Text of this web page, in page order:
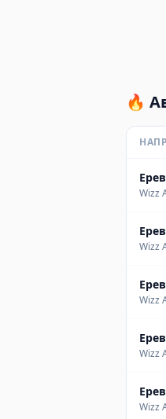
🔥
Wizz
Wizz
Wizz
Wizz
Wizz